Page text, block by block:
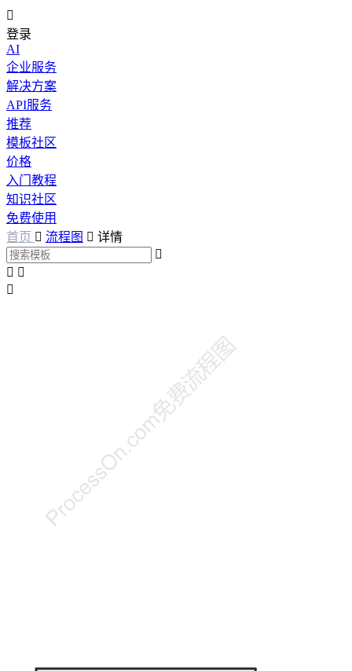

登录
AI
企业服务
解决方案
API服务
推荐
模板社区
价格
入门教程
知识社区
免费使用
首页  流程图  详情

 
